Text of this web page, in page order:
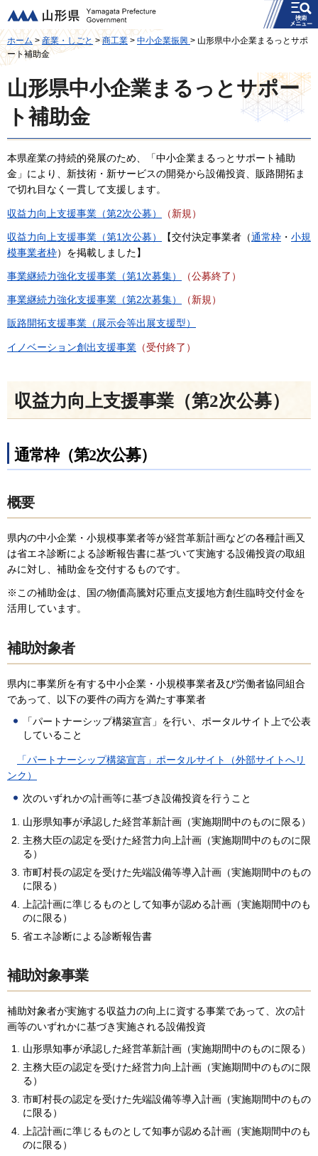
山形県
メニュー
ホーム>産業・しごと >商工業 > 中小企業振興 > 山形県中小企業まるっとサポ
ート補助金
山形県中小企業まるっとサポー
ト補助金
本県産業の持続的発展のため、「中小企業まるっとサポート補助
金」により、新技術・新サービスの開発から設備投資、販路開拓ま
で切れ目なく一貫して支援します。
収益力向上支援事業（第2次公募） （新規）
収益力向上支援事業（第1次公募） 【交付決定事業者（通常枠 ・ 小規
模事業者枠）を掲載しました】
事業継続力強化支援事業（第1次募集） （公募終了）
事業継続力強化支援事業（第2次募集） （新規）
販路開拓支援事業（展示会等出展支援型）
イノベーション創出支援事業 （受付終了）
収益力向上支援事業（第2次公募）
通常枠（第2次公募）
概要
県内の中小企業・小規模事業者等が経営革新計画などの各種計画又
は省エネ診断による診断報告書に基づいて実施する設備投資の取組
みに対し、補助金を交付するものです。
※この補助金は、国の物価高騰対応重点支援地方創生臨時交付金を
活用しています。
補助対象者
県内に事業所を有する中小企業・小規模事業者及び労働者協同組合
であって、以下の要件の両方を満たす事業者
「パートナーシップ構築宣言」を行い、ポータルサイト上で公表
していること
「パートナーシップ構築宣言」ポータルサイト（外部サイトへリ
ンク）
次のいずれかの計画等に基づき設備投資を行うこと
山形県知事が承認した経営革新計画（実施期間中のものに限る）
主務大臣の認定を受けた経営力向上計画（実施期間中のものに限
る）
市町村長の認定を受けた先端設備等導入計画（実施期間中のもの
に限る）
上記計画に準じるものとして知事が認める計画（実施期間中のも
のに限る）
省エネ診断による診断報告書
補助対象事業
補助対象者が実施する収益力の向上に資する事業であって、次の計
画等のいずれかに基づき実施される設備投資
山形県知事が承認した経営革新計画（実施期間中のものに限る）
主務大臣の認定を受けた経営力向上計画（実施期間中のものに限
る）
市町村長の認定を受けた先端設備等導入計画（実施期間中のもの
に限る）
上記計画に準じるものとして知事が認める計画（実施期間中のも
のに限る）